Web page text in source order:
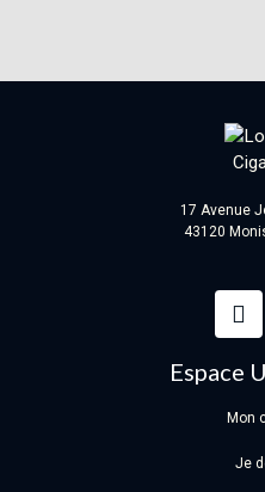
17 Avenue
43120
Espace
Mon
Je